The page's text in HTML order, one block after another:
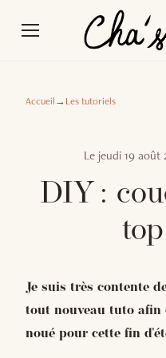
Accueil→Les tutoriels
Le jeudi 19 août
DIY :
Je suis très contente
tout nouveau tuto afin
noué pour cette fin